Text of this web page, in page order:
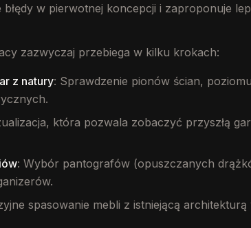
błędy w pierwotnej koncepcji i zaproponuje
zazwyczaj przebiega w kilku krokach:
z natury: Sprawdzenie pionów ścian,
która pozwala zobaczyć przyszłą
: Wybór pantografów (opuszczanych
spasowanie mebli z istniejącą architekturą